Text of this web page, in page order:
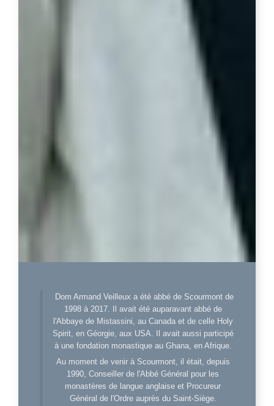
Dom Armand Veilleux a été abbé de Scourmont de
1998 à 2017. Il avait été auparavant abbé de
l'Abbaye de Mistassini, au Canada et de celle Holy
Spirit, en Géorgie, aux USA. Il avait aussi participé
à une fondation monastique au Ghana, en Afrique.
Au moment de venir à Scourmont, il était, depuis
1990, Conseiller de l'Abbé Général pour les
monastères de langue anglaise et Procureur
Général de l'Ordre auprès du Saint-Siège.